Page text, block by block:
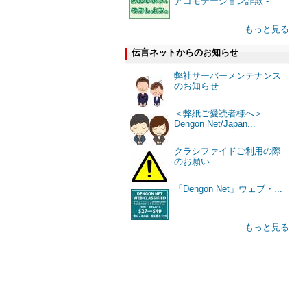
もっと見る
伝言ネットからのお知らせ
弊社サーバーメンテナンス
のお知らせ
＜弊紙ご愛読者様へ＞
Dengon Net/Japan...
クラシファイドご利用の際
のお願い
「Dengon Net」ウェブ・...
もっと見る